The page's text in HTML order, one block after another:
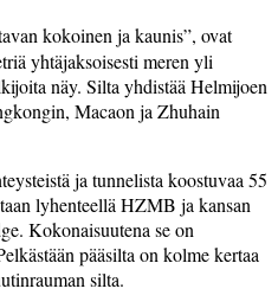
kokoinen ja kaunis”, ovat
yhtäjaksoisesti meren yli
näy. Silta yhdistää Helmijoen
Macaon ja Zhuhain
ja tunnelista koostuvaa 55
lyhenteellä HZMB ja kansan
Kokonaisuutena se on
pääsilta on kolme kertaa
silta.